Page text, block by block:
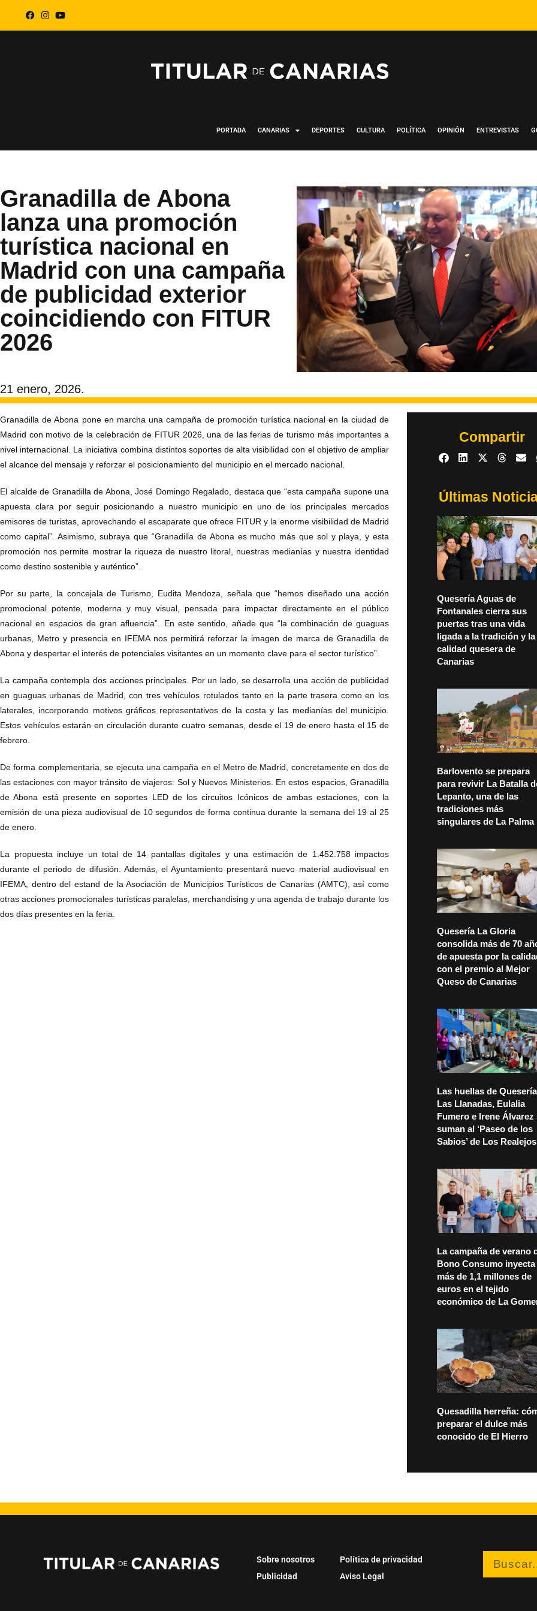
PORTADA CANARIAS DEPORTES CULTURA POLÍTICA OPINIÓN ENTREVISTAS
Granadilla de Abona
lanza una promoción
turística nacional en
Madrid con una campaña
de publicidad exterior
coincidiendo con FITUR
2026
21 enero, 2026.
Granadilla de Abona pone en marcha una campaña de promoción turística nacional en la ciudad de
Madrid con motivo de la celebración de FITUR 2026, una de las ferias de turismo más importantes a
nivel internacional. La iniciativa combina distintos soportes de alta visibilidad con el objetivo de ampliar
el alcance del mensaje y reforzar el posicionamiento del municipio en el mercado nacional.
El alcalde de Granadilla de Abona, José Domingo Regalado, destaca que “esta campaña supone una
apuesta clara por seguir posicionando a nuestro municipio en uno de los principales mercados
emisores de turistas, aprovechando el escaparate que ofrece FITUR y la enorme visibilidad de Madrid
como capital”. Asimismo, subraya que “Granadilla de Abona es mucho más que sol y playa, y esta
promoción nos permite mostrar la riqueza de nuestro litoral, nuestras medianías y nuestra identidad
como destino sostenible y auténtico”.
Por su parte, la concejala de Turismo, Eudita Mendoza, señala que “hemos diseñado una acción
promocional potente, moderna y muy visual, pensada para impactar directamente en el público
nacional en espacios de gran afluencia”. En este sentido, añade que “la combinación de guaguas
urbanas, Metro y presencia en IFEMA nos permitirá reforzar la imagen de marca de Granadilla de
Abona y despertar el interés de potenciales visitantes en un momento clave para el sector turístico”.
La campaña contempla dos acciones principales. Por un lado, se desarrolla una acción de publicidad
en guaguas urbanas de Madrid, con tres vehículos rotulados tanto en la parte trasera como en los
laterales, incorporando motivos gráficos representativos de la costa y las medianías del municipio.
Estos vehículos estarán en circulación durante cuatro semanas, desde el 19 de enero hasta el 15 de
febrero.
De forma complementaria, se ejecuta una campaña en el Metro de Madrid, concretamente en dos de
las estaciones con mayor tránsito de viajeros: Sol y Nuevos Ministerios. En estos espacios, Granadilla
de Abona está presente en soportes LED de los circuitos Icónicos de ambas estaciones, con la
emisión de una pieza audiovisual de 10 segundos de forma continua durante la semana del 19 al 25
de enero.
La propuesta incluye un total de 14 pantallas digitales y una estimación de 1.452.758 impactos
durante el periodo de difusión. Además, el Ayuntamiento presentará nuevo material audiovisual en
IFEMA, dentro del estand de la Asociación de Municipios Turísticos de Canarias (AMTC), así como
otras acciones promocionales turísticas paralelas, merchandising y una agenda de trabajo durante los
dos días presentes en la feria.
Compartir
Últimas
Quesería Aguas de
Fontanales cierra sus
puertas tras una vida
ligada a la tradición y la
calidad quesera de
Canarias
Barlovento se prepara
para revivir La Batalla
Lepanto, una de las
tradiciones más
singulares de La Palma
Quesería La Gloria
consolida más de 70
de apuesta por la
con el premio al Mejor
Queso de Canarias
Las huellas de Quesería
Las Llanadas, Eulalia
Fumero e Irene Álvarez
suman al ‘Paseo de los
Sabios’ de Los Realejos
La campaña de verano
Bono Consumo inyecta
más de 1,1 millones de
euros en el tejido
económico de La
Quesadilla herreña:
preparar el dulce más
conocido de El Hierro
Sobre nosotros
Publicidad
Política de privacidad
Aviso Legal